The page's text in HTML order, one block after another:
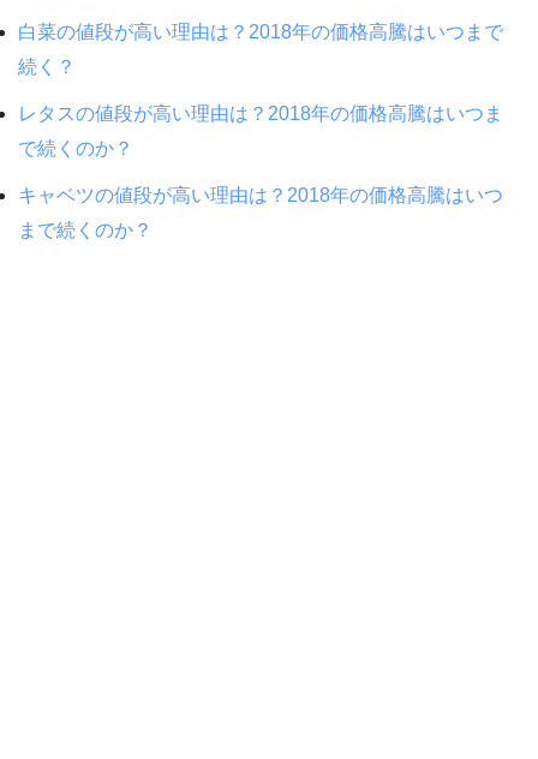
白菜の値段が高い理由は？2018年の価格高騰はいつまで
続く？
レタスの値段が高い理由は？2018年の価格高騰はいつま
で続くのか？
キャベツの値段が高い理由は？2018年の価格高騰はいつ
まで続くのか？